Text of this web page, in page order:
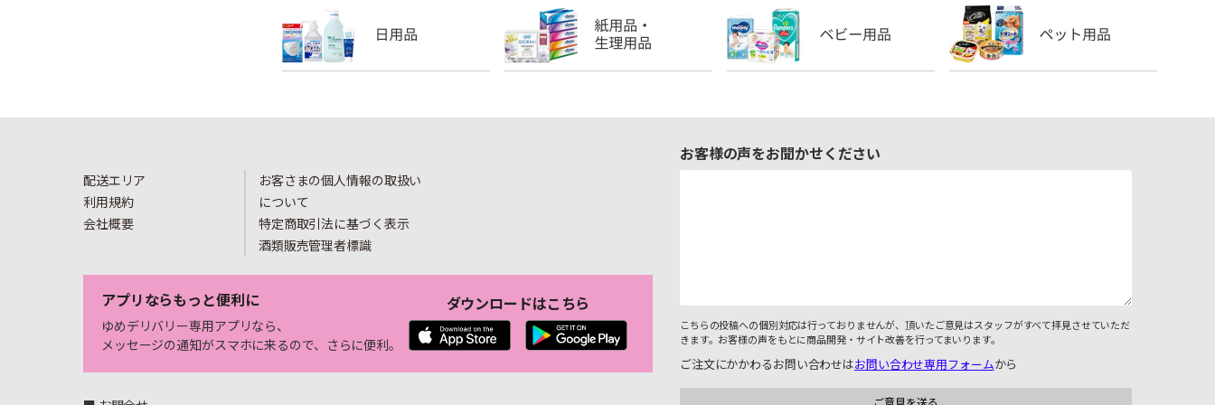
配送エリア
利用規約
会社概要
お客さまの個人情報の取扱い
について
特定商取引法に基づく表示
酒類販売管理者標識
アプリならもっと便利に
ゆめデリバリー専用アプリなら、
メッセージの通知がスマホに来るので、さらに便利。
ダウンロードはこちら
お客様の声をお聞かせください
こちらの投稿への個別対応は行っておりませんが、頂いたご意見はスタッフがすべて拝見させていただ
きます。お客様の声をもとに商品開発・サイト改善を行ってまいります。
ご注文にかかわるお問い合わせはお問い合わせ専用フォームから